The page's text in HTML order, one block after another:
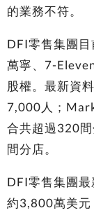
的業務不符。
DFI零售集團目
萬寧、7-
股權。最新資
7,000人；
合共超過320
間分店。
DFI零售集團
約3,800萬美元